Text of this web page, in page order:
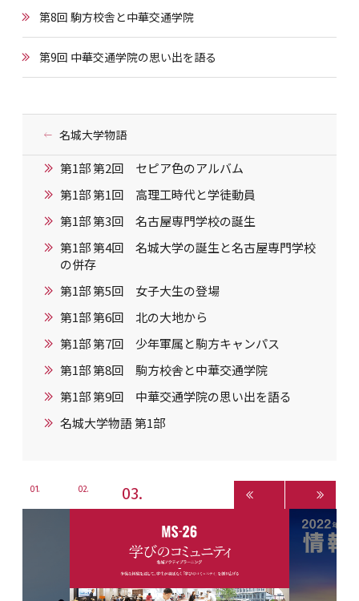
第8回 駒方校舎と中華交通学院
第9回 中華交通学院の思い出を語る
名城大学物語
第1部 第2回 セピア色のアルバム
第1部 第1回 高理工時代と学徒動員
第1部 第3回 名古屋専門学校の誕生
第1部 第4回 名城大学の誕生と名古屋専門学校
の併存
第1部 第5回 女子大生の登場
第1部 第6回 北の大地から
第1部 第7回 少年軍属と駒方キャンパス
第1部 第8回 駒方校舎と中華交通学院
第1部 第9回 中華交通学院の思い出を語る
名城大学物語 第1部
1 2 3